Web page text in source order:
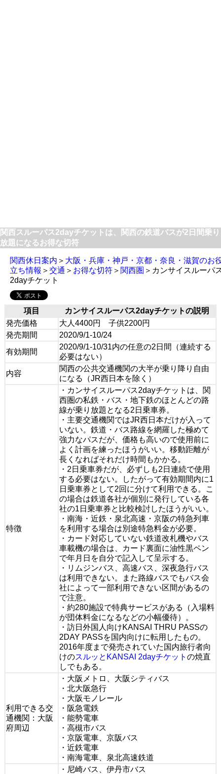
関西スルーパス2dayチケットは、関西の鉄道バスが2日間乗り
放題になるお得な切符
関西休日案内 ＞ 大阪・兵庫・神戸・京都・奈良・滋賀のお
立ち情報 ＞ 交通 ＞ お得な切符 ＞ 関西圏 ＞カンサイスルーパ
2dayチケット
項目
カンサイスルーパス2dayチケットの説明
発売価格
大人4400円 子供2200円
発売期間
2020/9/1-10/24
有効期間
2020/9/1-10/31内の任意の2日間（連続する
必要はない）
内容
関西の公共交通機関の大半が乗り降り自由
になる（JR西日本を除く）
特徴
・カンサイスルーパス2dayチケットは、関
西圏の私鉄・バス・地下鉄のほとんどの路
線が乗り放題となる2日乗車券。
・主要交通機関ではJR西日本だけが入って
いない。鉄道・バス路線を網羅した極めて
強力なパスだが、価格も高いので使用前に
よく計画を練ったほうがいい。移動距離が
長くなればそれだけ時間もかかる。
・2日乗車券だが、必ずしも2日連続で使用
する必要はない。したがって有効期間内に1
日乗車券として2回に分けて利用できる。こ
の場合は鉄道各社が個別に発行している各
社の1日乗車券と比較検討したほうがいい。
・南海・近鉄・泉北高速・京阪の特急列車
を利用する場合は別途特急料金が必要。
・カード対応していない鉄道改札機やバス
車載機の場合は、カード裏面に油性黒ペン
で年月日を自分で記入して呈示する。
・リムジンバス、高速バス、深夜急行バス
は利用できない。また路線バスでもバス会
社によって一部利用できない区間があるの
で注意。
・約280施設で特典サービスがある（入場料
が団体料金になるなどの小幅優待）。
・訪日外国人向けKANSAI THRU PASSの
2DAY PASSを国内向けに転用したもの。
2016年度まで発売されていた国内旅行者向
けのスルッとKANSAI 2dayチケット の焼直
しでもある。
利用できる交
通機関：大阪
府周辺
・大阪メトロ、大阪シティバス
・北大阪急行
・大阪モノレール
・阪急電鉄
・能勢電車
・高槻市バス
・京阪電車、京阪バス
・近鉄電車
・南海電車、泉北高速鉄道
・尼崎バス、伊丹市バス